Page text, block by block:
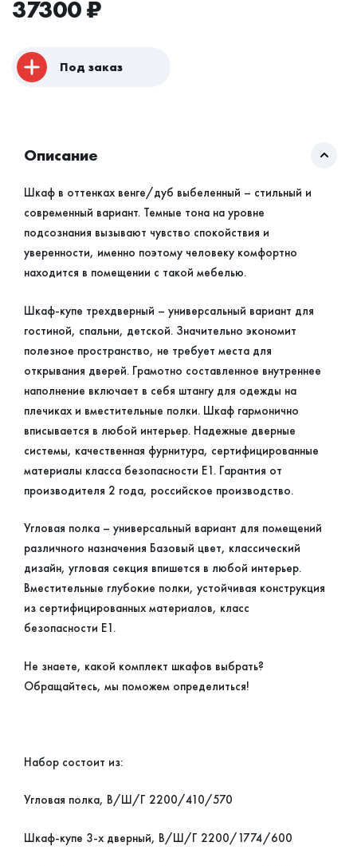
37300₽
Под заказ
Описание
Шкаф в оттенках венге/дуб выбеленный – стильный и
современный вариант. Темные тона на уровне
подсознания вызывают чувство спокойствия и
уверенности, именно поэтому человеку комфортно
находится в помещении с такой мебелью.
Шкаф-купе трехдверный – универсальный вариант для
гостиной, спальни, детской. Значительно экономит
полезное пространство, не требует места для
открывания дверей. Грамотно составленное внутреннее
наполнение включает в себя штангу для одежды на
плечиках и вместительные полки. Шкаф гармонично
вписывается в любой интерьер. Надежные дверные
системы, качественная фурнитура, сертифицированные
материалы класса безопасности Е1. Гарантия от
производителя 2 года, российское производство.
Угловая полка – универсальный вариант для помещений
различного назначения Базовый цвет, классический
дизайн, угловая секция впишется в любой интерьер.
Вместительные глубокие полки, устойчивая конструкция
из сертифицированных материалов, класс
безопасности Е1.
Не знаете, какой комплект шкафов выбрать?
Обращайтесь, мы поможем определиться!
Набор состоит из:
Угловая полка, В/Ш/Г 2200/410/570
Шкаф-купе 3-х дверный, В/Ш/Г 2200/1774/600